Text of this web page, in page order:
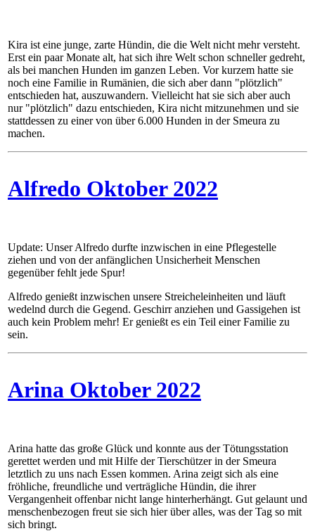
Kira ist eine junge, zarte Hündin, die die Welt nicht mehr versteht.
Erst ein paar Monate alt, hat sich ihre Welt schon schneller gedreht,
als bei manchen Hunden im ganzen Leben. Vor kurzem hatte sie
noch eine Familie in Rumänien, die sich aber dann "plötzlich"
entschieden hat, auszuwandern. Vielleicht hat sie sich aber auch
nur "plötzlich" dazu entschieden, Kira nicht mitzunehmen und sie
stattdessen zu einer von über 6.000 Hunden in der Smeura zu
machen.
Alfredo Oktober 2022
Update: Unser Alfredo durfte inzwischen in eine Pflegestelle
ziehen und von der anfänglichen Unsicherheit Menschen
gegenüber fehlt jede Spur!
Alfredo genießt inzwischen unsere Streicheleinheiten und läuft
wedelnd durch die Gegend. Geschirr anziehen und Gassigehen ist
auch kein Problem mehr! Er genießt es ein Teil einer Familie zu
sein.
Arina Oktober 2022
Arina hatte das große Glück und konnte aus der Tötungsstation
gerettet werden und mit Hilfe der Tierschützer in der Smeura
letztlich zu uns nach Essen kommen. Arina zeigt sich als eine
fröhliche, freundliche und verträgliche Hündin, die ihrer
Vergangenheit offenbar nicht lange hinterherhängt. Gut gelaunt und
menschenbezogen freut sie sich hier über alles, was der Tag so mit
sich bringt.